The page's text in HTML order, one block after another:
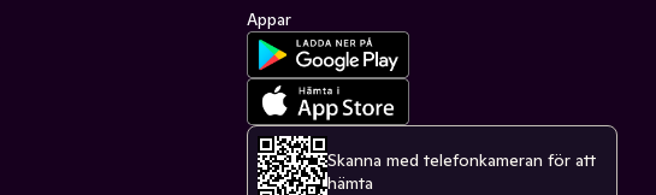
Appar
Skanna med telefonkameran för att
hämta